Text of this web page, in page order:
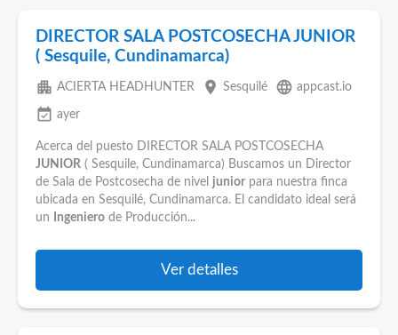
DIRECTOR SALA POSTCOSECHA JUNIOR
( Sesquile, Cundinamarca)
apartment ACIERTA HEADHUNTER place Sesquilé language appcast.io
event_available ayer
Acerca del puesto DIRECTOR SALA POSTCOSECHA
JUNIOR ( Sesquile, Cundinamarca) Buscamos un Director
de Sala de Postcosecha de nivel junior para nuestra finca
ubicada en Sesquilé, Cundinamarca. El candidato ideal será
un
Ingeniero de Producción...
Ver detalles